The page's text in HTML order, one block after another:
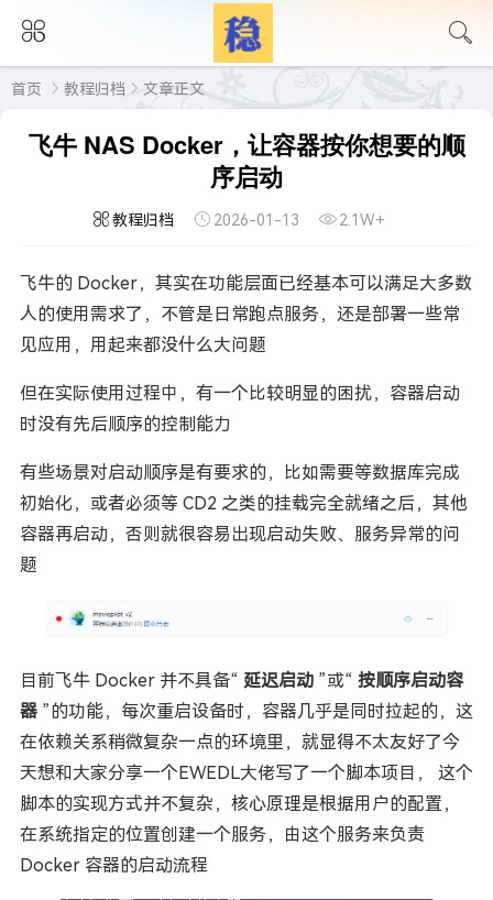
首页 教程归档 文章正文
飞牛 NAS Docker，让容器按你想要的顺
序启动
教程归档 2026-01-13 2.1W+
飞牛的 Docker，其实在功能层面已经基本可以满足大多数
人的使用需求了，不管是日常跑点服务，还是部署一些常
见应用，用起来都没什么大问题
但在实际使用过程中，有一个比较明显的困扰，容器启动
时没有先后顺序的控制能力
有些场景对启动顺序是有要求的，比如需要等数据库完成
初始化，或者必须等 CD2 之类的挂载完全就绪之后，其他
容器再启动，否则就很容易出现启动失败、服务异常的问
题
目前飞牛 Docker 并不具备“ 延迟启动”或“ 按顺序启动容
器”的功能，每次重启设备时，容器几乎是同时拉起的，这
在依赖关系稍微复杂一点的环境里，就显得不太友好了今
天想和大家分享一个EWEDL大佬写了一个脚本项目， 这个
脚本的实现方式并不复杂，核心原理是根据用户的配置，
在系统指定的位置创建一个服务，由这个服务来负责
Docker 容器的启动流程